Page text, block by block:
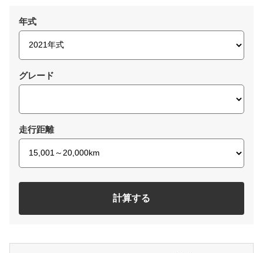
年式
グレード
走行距離
計算する